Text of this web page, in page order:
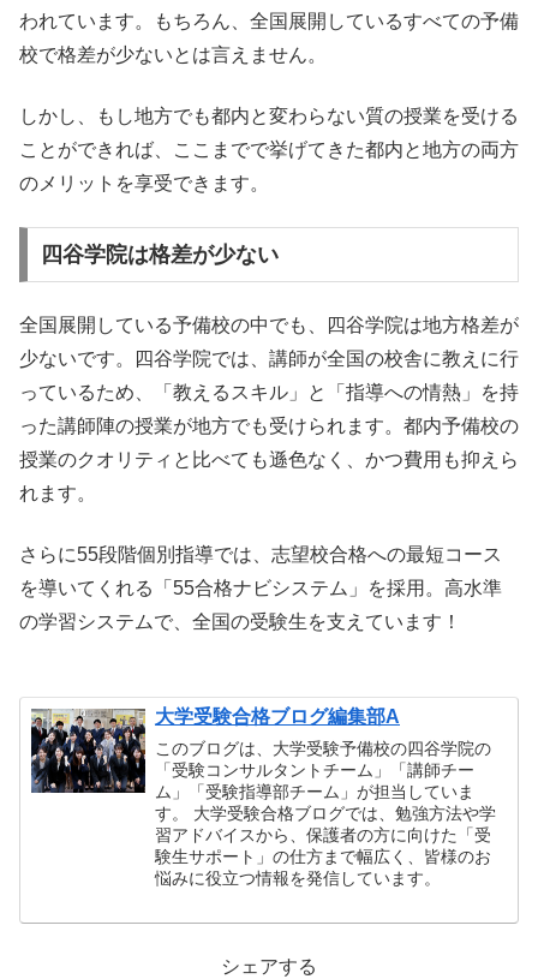
われています。もちろん、全国展開しているすべての予備
校で格差が少ないとは言えません。
しかし、もし地方でも都内と変わらない質の授業を受ける
ことができれば、ここまでで挙げてきた都内と地方の両方
のメリットを享受できます。
四谷学院は格差が少ない
全国展開している予備校の中でも、四谷学院は地方格差が
少ないです。四谷学院では、講師が全国の校舎に教えに行
っているため、「教えるスキル」と「指導への情熱」を持
った講師陣の授業が地方でも受けられます。都内予備校の
授業のクオリティと比べても遜色なく、かつ費用も抑えら
れます。
さらに55段階個別指導では、志望校合格への最短コース
を導いてくれる「55合格ナビシステム」を採用。高水準
の学習システムで、全国の受験生を支えています！
大学受験合格ブログ編集部A
このブログは、大学受験予備校の四谷学院の
「受験コンサルタントチーム」「講師チー
ム」「受験指導部チーム」が担当していま
す。 大学受験合格ブログでは、勉強方法や学
習アドバイスから、保護者の方に向けた「受
験生サポート」の仕方まで幅広く、皆様のお
悩みに役立つ情報を発信しています。
シェアする